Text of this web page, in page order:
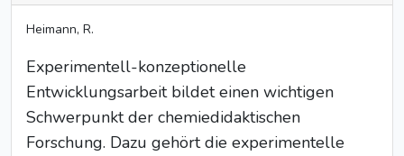
Heimann, R.
Experimentell-konzeptionelle
Entwicklungsarbeit bildet einen wichtigen
Schwerpunkt der chemiedidaktischen
Forschung. Dazu gehört die experimentelle